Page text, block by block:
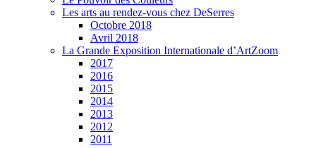
Les arts au rendez-vous chez DeSerres
Octobre 2018
Avril 2018
La Grande Exposition Internationale d’ArtZoom
2017
2016
2015
2014
2013
2012
2011